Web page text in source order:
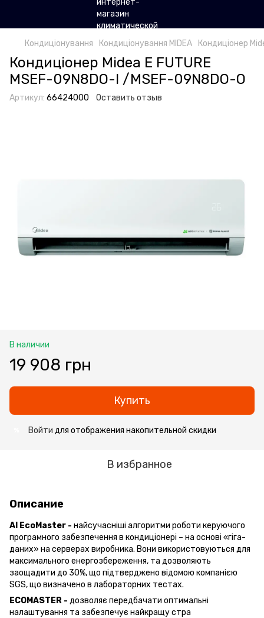
Кондиціонування Кондиціонування MIDEA Кондиціонер
Кондиціонер Midea E FUTURE
MSEF-09N8DO-I /MSEF-09N8DO-O
Артикул: 66424000 Оставить отзыв
В наличии
19 908 грн
Купить
Войти для отображения накопительной скидки
В избранное
Описание
AI EcoMaster - найсучасніші алгоритми роботи керуючого
програмного забезпечення в кондиціонері – на основі «гіга-
даних» на серверах виробника. Вони використовуються для
максимального енергозбереження, та дозволяють
заощадити до 30%, що підтверджено відомою компанією
SGS, що визначено в лабораторних тестах.
ECOMASTER - дозволяє передбачати оптимальні
налаштування та забезпечує найкращу стра